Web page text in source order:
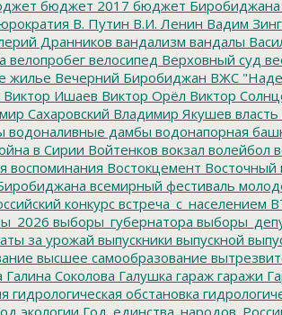
бюджет 2017 бюджет Биробиджана
В. Путин В.И. Ленин Вадим
Дранников вандализм вандалы
велопробег велосипед Верховный суд
жилье Вечерний Биробиджан ВЖС
Виктор Ишаев Виктор Орёл Виктор
Сахаровский Владимир Якушев власть
водоналивные дамбы водонапорная
в Сирии Войтенков вокзал волейбол
воспоминания Востокцемент Восточный
всемирный фестиваль
конкурсвстреча_с_населением
выборы_губернатора
за урожай выпускники выпускной
высшее самообразование
Галина Соколова Галушка гараж гаражи
гидрологическая обстановка
экологии